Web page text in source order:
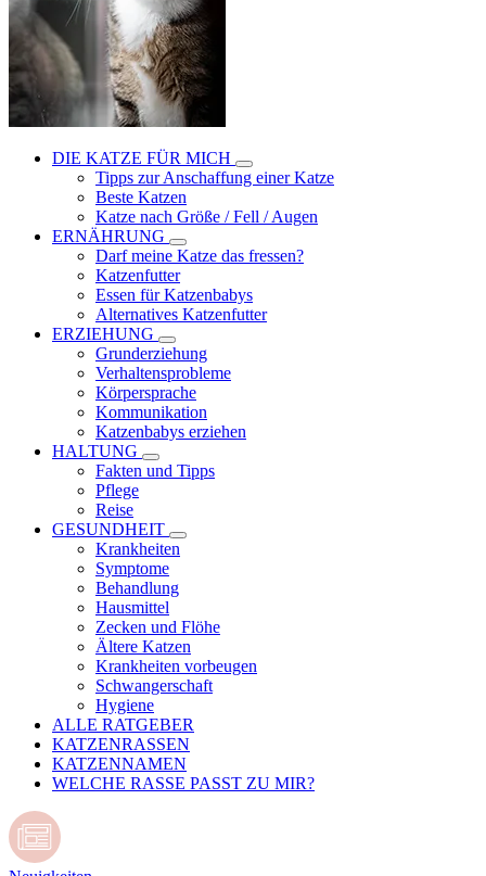
DIE KATZE FÜR MICH
Tipps zur Anschaffung einer Katze
Beste Katzen
Katze nach Größe / Fell / Augen
ERNÄHRUNG
Darf meine Katze das fressen?
Katzenfutter
Essen für Katzenbabys
Alternatives Katzenfutter
ERZIEHUNG
Grunderziehung
Verhaltensprobleme
Körpersprache
Kommunikation
Katzenbabys erziehen
HALTUNG
Fakten und Tipps
Pflege
Reise
GESUNDHEIT
Krankheiten
Symptome
Behandlung
Hausmittel
Zecken und Flöhe
Ältere Katzen
Krankheiten vorbeugen
Schwangerschaft
Hygiene
ALLE RATGEBER
KATZENRASSEN
KATZENNAMEN
WELCHE RASSE PASST ZU MIR?